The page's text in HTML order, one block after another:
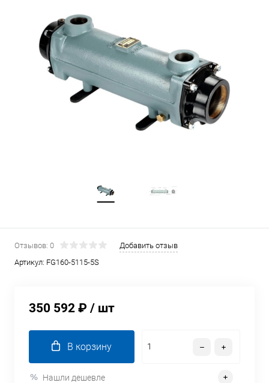
Отзывов: 0
Добавить отзыв
Артикул: FG160-5115-5S
350 592 ₽ / шт
В корзину
Нашли дешевле